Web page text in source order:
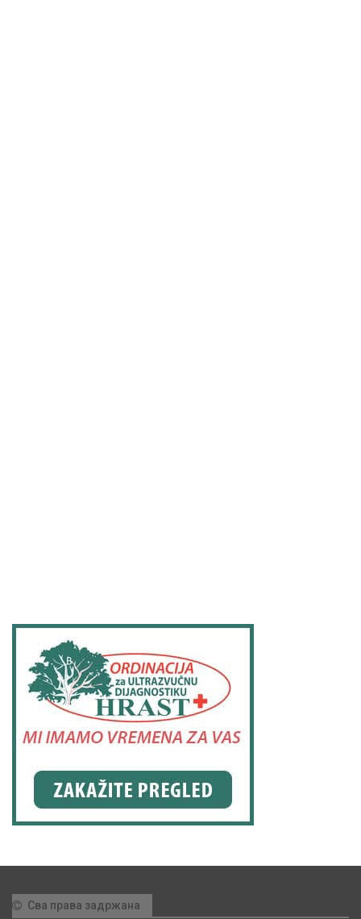
Сва права задржана